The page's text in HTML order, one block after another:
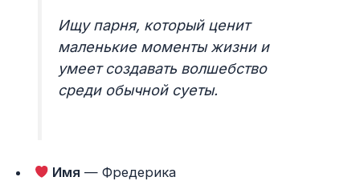
Ищу парня, который ценит
маленькие моменты жизни и
умеет создавать волшебство
среди обычной суеты.
Имя — Фредерика